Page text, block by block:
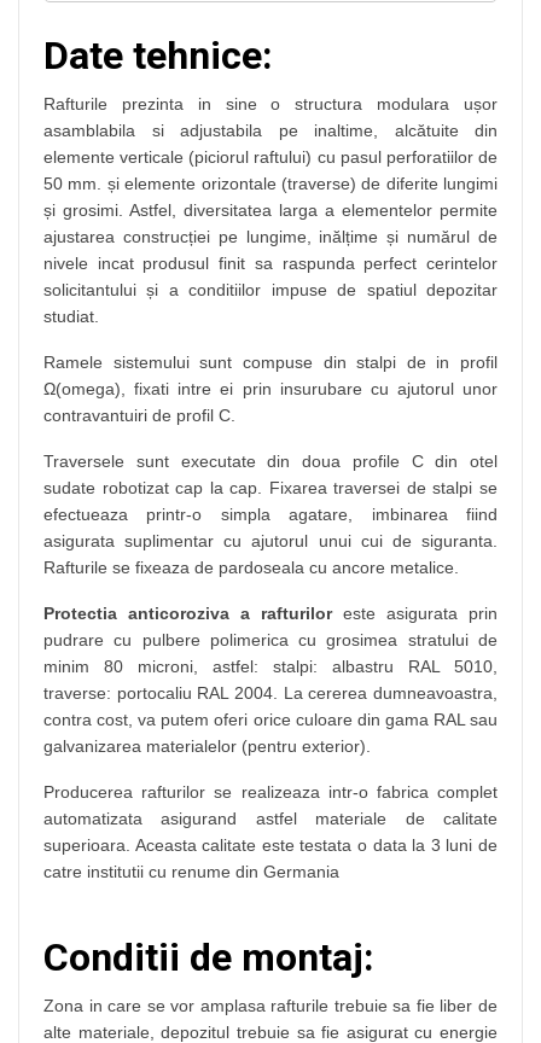
Date tehnice:
Rafturile prezinta in sine o structura modulara ușor
asamblabila si adjustabila pe inaltime, alcătuite din
elemente verticale (piciorul raftului) cu pasul perforatiilor de
50 mm. și elemente orizontale (traverse) de diferite lungimi
și grosimi. Astfel, diversitatea larga a elementelor permite
ajustarea construcției pe lungime, inălțime și numărul de
nivele incat produsul finit sa raspunda perfect cerintelor
solicitantului și a conditiilor impuse de spatiul depozitar
studiat.
Ramele sistemului sunt compuse din stalpi de in profil
Ω(omega), fixati intre ei prin insurubare cu ajutorul unor
contravantuiri de profil C.
Traversele sunt executate din doua profile C din otel
sudate robotizat cap la cap. Fixarea traversei de stalpi se
efectueaza printr-o simpla agatare, imbinarea fiind
asigurata suplimentar cu ajutorul unui cui de siguranta.
Rafturile se fixeaza de pardoseala cu ancore metalice.
Protectia anticoroziva a rafturiloreste asigurata prin
pudrare cu pulbere polimerica cu grosimea stratului de
minim 80 microni, astfel: stalpi: albastru RAL 5010,
traverse: portocaliu RAL 2004. La cererea dumneavoastra,
contra cost, va putem oferi orice culoare din gama RAL sau
galvanizarea materialelor (pentru exterior).
Producerea rafturilor se realizeaza intr-o fabrica complet
automatizata asigurand astfel materiale de calitate
superioara. Aceasta calitate este testata o data la 3 luni de
catre institutii cu renume din Germania
Conditii de montaj:
Zona in care se vor amplasa rafturile trebuie sa fie liber de
alte materiale, depozitul trebuie sa fie asigurat cu energie